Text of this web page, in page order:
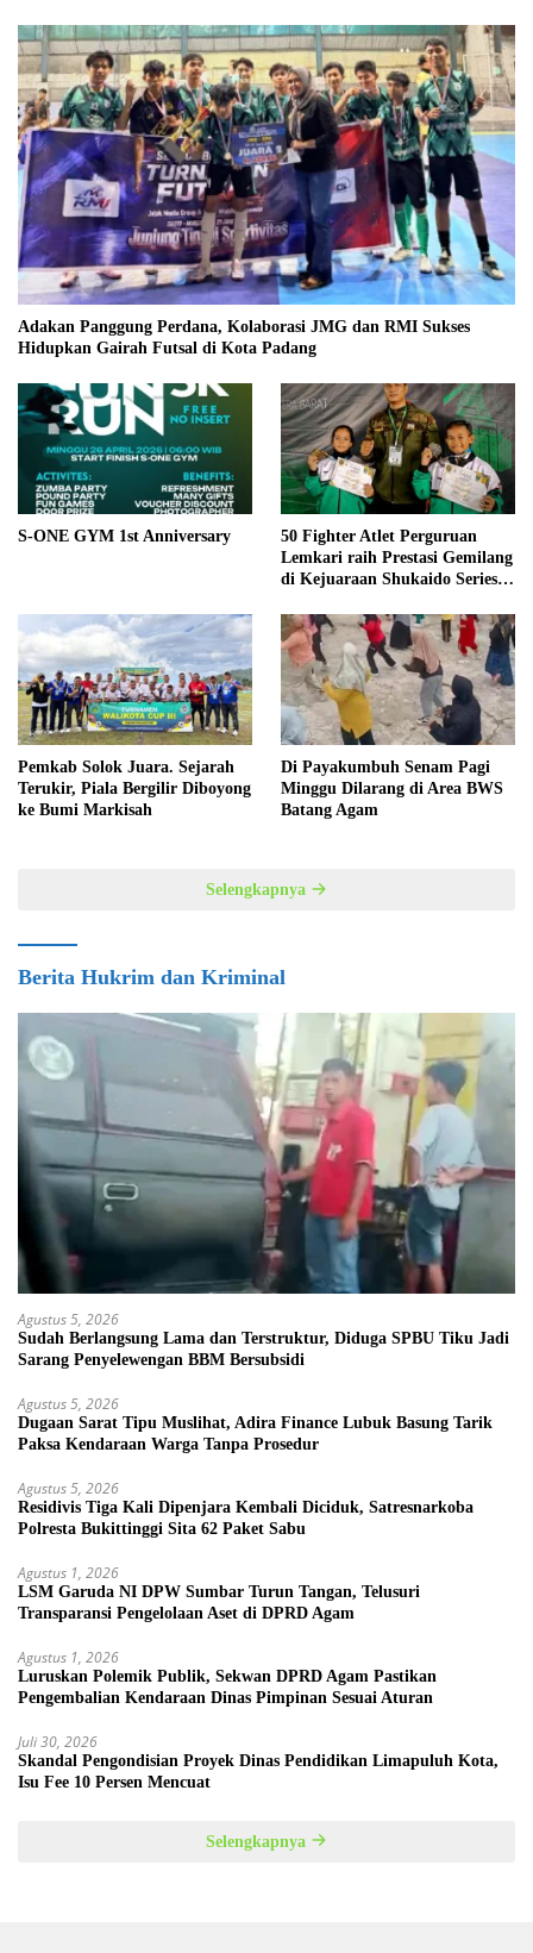
Adakan Panggung Perdana, Kolaborasi JMG dan RMI Sukses
Hidupkan Gairah Futsal di Kota Padang
S-ONE GYM 1st Anniversary
50 Fighter Atlet Perguruan
Lemkari raih Prestasi Gemilang
di Kejuaraan Shukaido Series 1
Pemkab Solok Juara. Sejarah
Terukir, Piala Bergilir Diboyong
ke Bumi Markisah
Di Payakumbuh Senam Pagi
Minggu Dilarang di Area BWS
Batang Agam
Selengkapnya
Berita Hukrim dan Kriminal
Agustus 5, 2026
Sudah Berlangsung Lama dan Terstruktur, Diduga SPBU Tiku Jadi
Sarang Penyelewengan BBM Bersubsidi
Agustus 5, 2026
Dugaan Sarat Tipu Muslihat, Adira Finance Lubuk Basung Tarik
Paksa Kendaraan Warga Tanpa Prosedur
Agustus 5, 2026
Residivis Tiga Kali Dipenjara Kembali Diciduk, Satresnarkoba
Polresta Bukittinggi Sita 62 Paket Sabu
Agustus 1, 2026
LSM Garuda NI DPW Sumbar Turun Tangan, Telusuri
Transparansi Pengelolaan Aset di DPRD Agam
Agustus 1, 2026
Luruskan Polemik Publik, Sekwan DPRD Agam Pastikan
Pengembalian Kendaraan Dinas Pimpinan Sesuai Aturan
Juli 30, 2026
Skandal Pengondisian Proyek Dinas Pendidikan Limapuluh Kota,
Isu Fee 10 Persen Mencuat
Selengkapnya